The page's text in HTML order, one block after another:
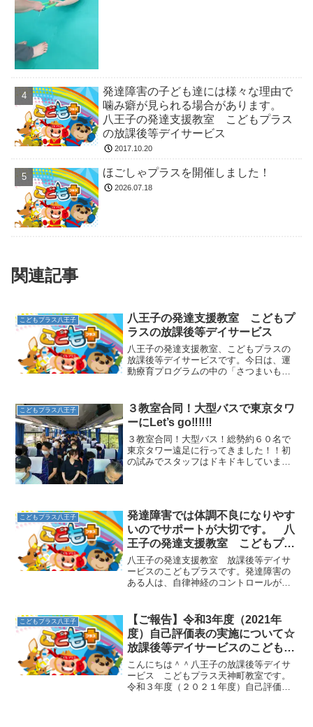
発達障害の子ども達には様々な理由で
噛み癖が見られる場合があります。
八王子の発達支援教室 こどもプラス
の放課後等デイサービス
2017.10.20
ほごしゃプラスを開催しました！
2026.07.18
関連記事
こどもプラス八王子
八王子の発達支援教室 こどもプ
ラスの放課後等デイサービス
八王子の発達支援教室、こどもプラスの
放課後等デイサービスです。今日は、運
動療育プログラムの中の「さつまいもご
に寝転がり、手足を伸ばして横にごろご
ろ転がっていきます。手足...
こどもプラス八王子
３教室合同！大型バスで東京タワ
ーにLet’s go‼‼‼
３教室合同！大型バス！総勢約６０名で
東京タワー遠足に行ってきました！！初
の試みでスタッフはドキドキしていまし
た！バスの中では、トイレや...
こどもプラス八王子
発達障害では体調不良になりやす
いのでサポートが大切です。 八
王子の発達支援教室 こどもプラ
スの放課後等デイサービス
八王子の発達支援教室 放課後等デイサ
ービスのこどもプラスです。発達障害の
ある人は、自律神経のコントロールが難
と言われています。その症状は慢性的な
疲労感や吐き気や腹痛、発...
こどもプラス八王子
【ご報告】令和3年度（2021年
度）自己評価表の実施について☆
放課後等デイサービスのこどもプ
ラス
こんにちは＾＾八王子の放課後等デイサ
ービス こどもプラス天神町教室です。
令和３年度（２０２１年度）自己評価表